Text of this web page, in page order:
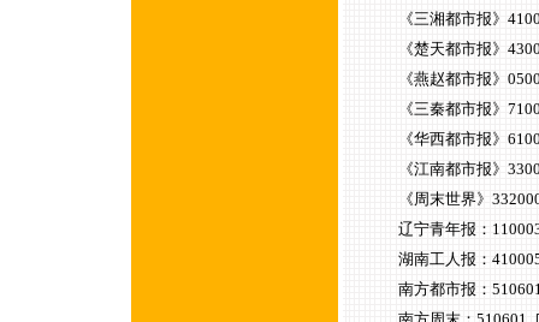
《三湘都市报》
《楚天都市报》
《燕赵都市报》
《三秦都市报》
《华西都市报》
《江南都市报》
《周末世界》332000
辽宁青年报：
湖南工人报：410005
南方都市报：